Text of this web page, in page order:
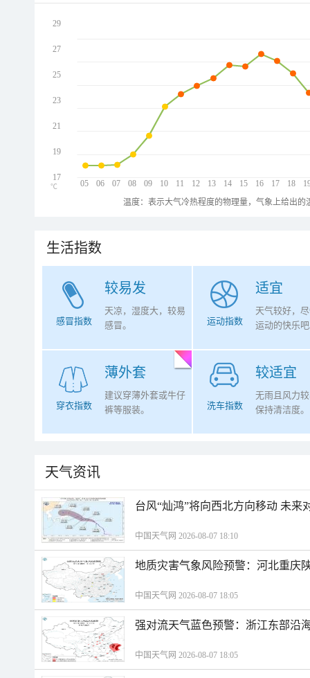
05 06 07 08 09 10 11 12 13 14 15 16 17 18
29
27
25
23
21
19
17
℃
温度：表示大气冷热程度的物理量，气象上给出
生活指数
较易发
感冒指数
天凉，湿度大，较易
感冒。
适宜
运动指数
天气较好，
运动的快乐
薄外套
穿衣指数
建议穿薄外套或牛仔
裤等服装。
较适宜
洗车指数
无雨且风力
保持清洁度。
天气资讯
台风“灿鸿”将向西北方向移动 未来
中国天气网 2026-08-07 18:10
地质灾害气象风险预警：河北重庆
中国天气网 2026-08-07 18:05
强对流天气蓝色预警：浙江东部沿
中国天气网 2026-08-07 18:05